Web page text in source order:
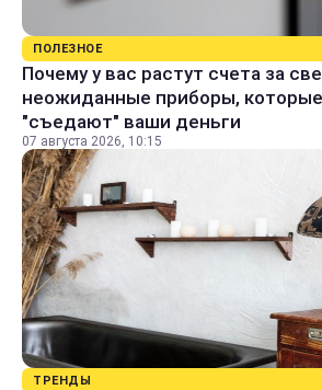
ПОЛЕЗНОЕ
Почему у вас растут счета за
неожиданные приборы,
"съедают" ваши деньги
07 августа 2026, 10:15
ТРЕНДЫ